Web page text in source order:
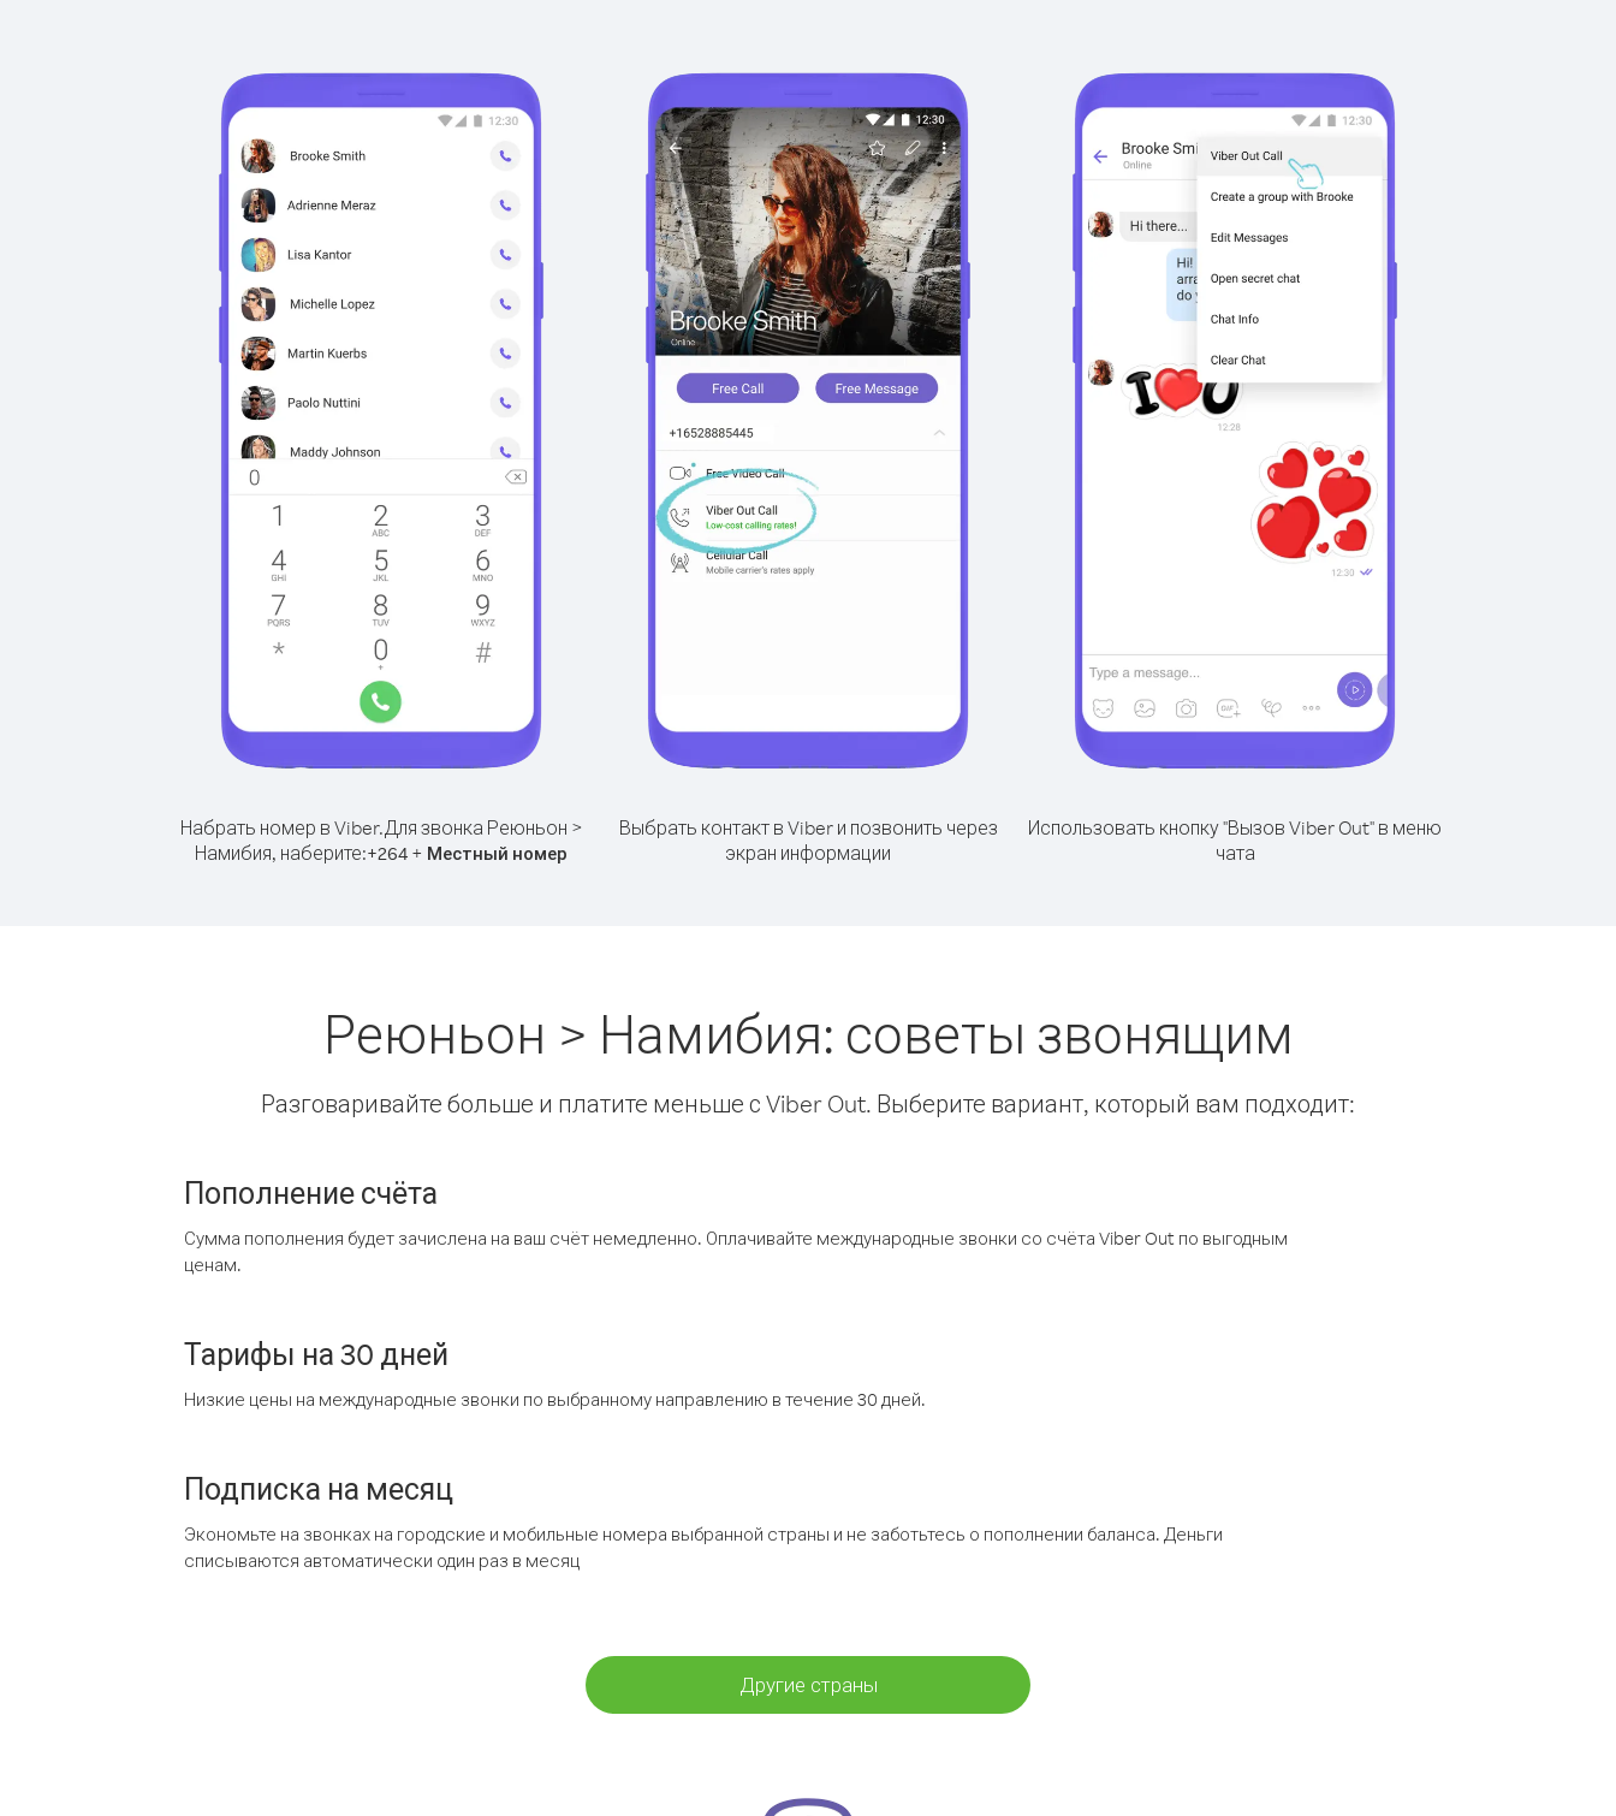
Набрать номер в Viber.Для звонка Реюньон >
Намибия, наберите:+264 + Местный номер
Выбрать контакт в Viber и позвонить через
экран информации
Использовать кнопку "Вызов Viber Out" в меню
чата
Реюньон > Намибия: советы звонящим
Разговаривайте больше и платите меньше с Viber Out. Выберите вариант, который вам подходит:
Пополнение счёта
Сумма пополнения будет зачислена на ваш счёт немедленно. Оплачивайте международные звонки со счёта Viber Out по выгодным
ценам.
Тарифы на 30 дней
Низкие цены на международные звонки по выбранному направлению в течение 30 дней.
Подписка на месяц
Экономьте на звонках на городские и мобильные номера выбранной страны и не заботьтесь о пополнении баланса. Деньги
списываются автоматически один раз в месяц
Другие страны